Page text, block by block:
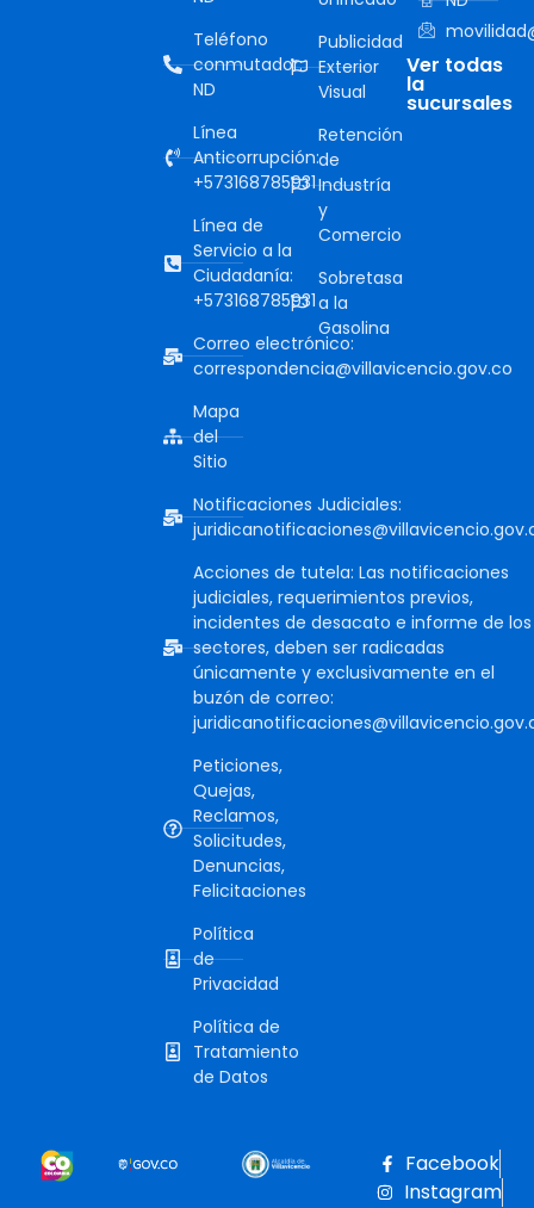
Teléfono
conmutador:
ND
Línea
Anticorrupción:
+573168785931
Línea de
Servicio a la
Ciudadanía:
+573168785931
Correo electrónico:
correspondencia@villavicencio.gov.co
Mapa
del
Sitio
Notificaciones Judiciales:
Acciones de tutela: Las notificaciones
judiciales, requerimientos previos,
incidentes de desacato e informe de los
sectores, deben ser radicadas
únicamente y exclusivamente en el
buzón de correo:
Peticiones,
Quejas,
Reclamos,
Solicitudes,
Denuncias,
Felicitaciones
Política
de
Privacidad
Política de
Tratamiento
de Datos
Publicidad
Exterior
Visual
Retención
de
Industría
y
Comercio
Sobretasa
a la
Gasolina
Ver todas
la
sucursales
Facebook
Instagram